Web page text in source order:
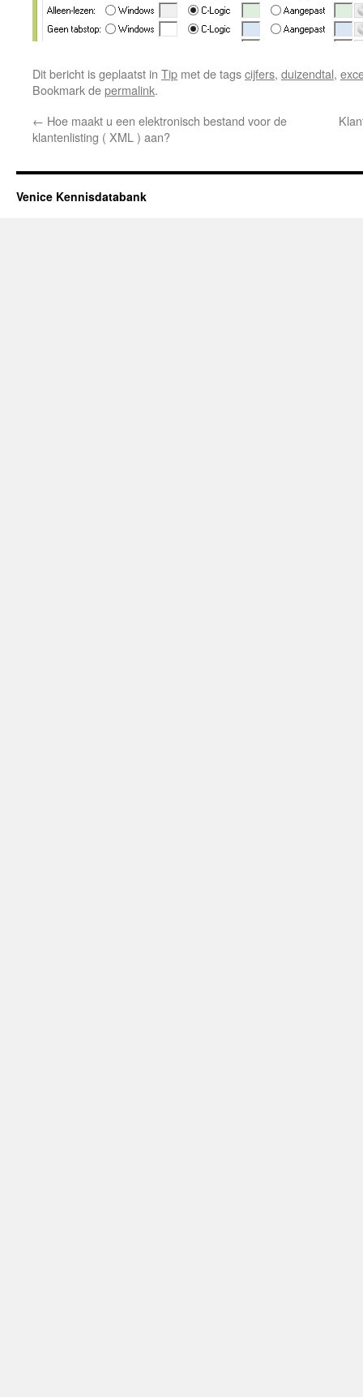
Dit bericht is geplaatst in Tip met de tagscijfers, duizendtal,
Bookmark depermalink.
← Hoe maakt u een elektronisch bestand voor de
klantenlisting ( XML ) aan?
Venice Kennisdatabank